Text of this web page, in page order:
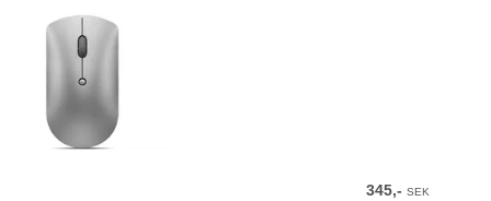
345,-SEK